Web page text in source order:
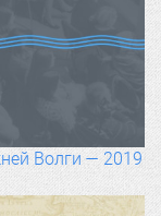
Волги — 2019